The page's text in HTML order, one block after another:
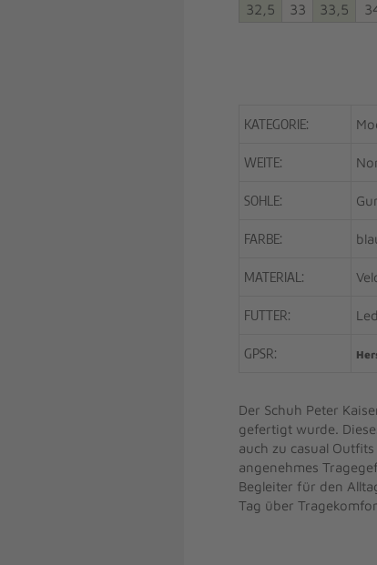
32,5 33 33,5
KATEGORIE:
WEITE:
SOHLE:
FARBE:
MATERIAL:
FUTTER:
GPSR:
Der Schuh Peter
gefertigt wurde.
auch zu casual
angenehmes
Begleiter für den
Tag über